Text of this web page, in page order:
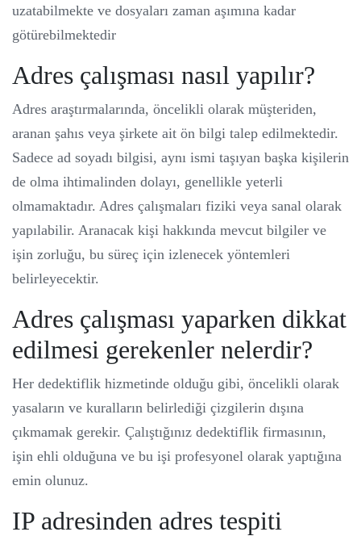
uzatabilmekte ve dosyaları zaman aşımına kadar
götürebilmektedir
Adres çalışması nasıl yapılır?
Adres araştırmalarında, öncelikli olarak müşteriden,
aranan şahıs veya şirkete ait ön bilgi talep edilmektedir.
Sadece ad soyadı bilgisi, aynı ismi taşıyan başka kişilerin
de olma ihtimalinden dolayı, genellikle yeterli
olmamaktadır. Adres çalışmaları fiziki veya sanal olarak
yapılabilir. Aranacak kişi hakkında mevcut bilgiler ve
işin zorluğu, bu süreç için izlenecek yöntemleri
belirleyecektir.
Adres çalışması yaparken dikkat
edilmesi gerekenler nelerdir?
Her dedektiflik hizmetinde olduğu gibi, öncelikli olarak
yasaların ve kuralların belirlediği çizgilerin dışına
çıkmamak gerekir. Çalıştığınız dedektiflik firmasının,
işin ehli olduğuna ve bu işi profesyonel olarak yaptığına
emin olunuz.
IP adresinden adres tespiti